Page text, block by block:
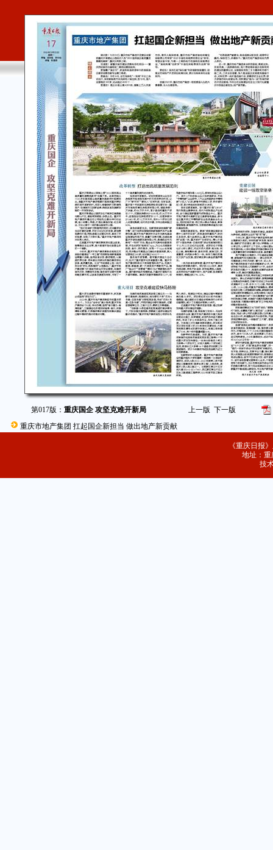
第017版：重庆国企 攻坚克难开新局 上一版 下一版
重庆市地产集团 扛起国企新担当 做出地产新贡献
《重庆日报
地址：重
技